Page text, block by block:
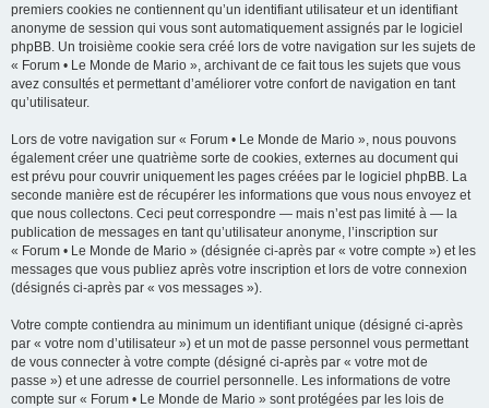
premiers cookies ne contiennent qu’un identifiant utilisateur et un identifiant
anonyme de session qui vous sont automatiquement assignés par le logiciel
phpBB. Un troisième cookie sera créé lors de votre navigation sur les sujets de
« Forum • Le Monde de Mario », archivant de ce fait tous les sujets que vous
avez consultés et permettant d’améliorer votre confort de navigation en tant
qu’utilisateur.
Lors de votre navigation sur « Forum • Le Monde de Mario », nous pouvons
également créer une quatrième sorte de cookies, externes au document qui
est prévu pour couvrir uniquement les pages créées par le logiciel phpBB. La
seconde manière est de récupérer les informations que vous nous envoyez et
que nous collectons. Ceci peut correspondre — mais n’est pas limité à — la
publication de messages en tant qu’utilisateur anonyme, l’inscription sur
« Forum • Le Monde de Mario » (désignée ci-après par « votre compte ») et les
messages que vous publiez après votre inscription et lors de votre connexion
(désignés ci-après par « vos messages »).
Votre compte contiendra au minimum un identifiant unique (désigné ci-après
par « votre nom d’utilisateur ») et un mot de passe personnel vous permettant
de vous connecter à votre compte (désigné ci-après par « votre mot de
passe ») et une adresse de courriel personnelle. Les informations de votre
compte sur « Forum • Le Monde de Mario » sont protégées par les lois de